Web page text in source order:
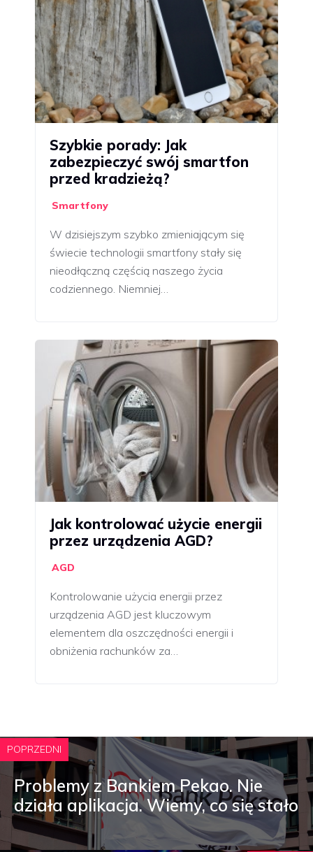
Szybkie porady: Jak
zabezpieczyć swój smartfon
przed kradzieżą?
Smartfony
W dzisiejszym szybko zmieniającym się
świecie technologii smartfony stały się
nieodłączną częścią naszego życia
codziennego. Niemniej…
Jak kontrolować użycie energii
przez urządzenia AGD?
AGD
Kontrolowanie użycia energii przez
urządzenia AGD jest kluczowym
elementem dla oszczędności energii i
obniżenia rachunków za…
POPRZEDNI
Problemy z Bankiem Pekao. Nie
działa aplikacja. Wiemy, co się stało